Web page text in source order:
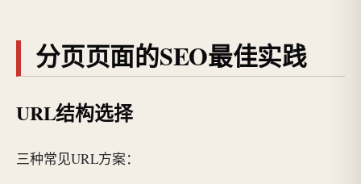
分页页面的SEO最佳实践
URL结构选择
三种常见URL方案：